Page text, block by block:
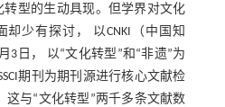
型的生动具现。但学界对文化
少有探讨， 以CNKI（中国知
3日， 以“文化转型”和“非遗”为
期刊为期刊源进行核心文献检
这与“文化转型”两千多条文献数